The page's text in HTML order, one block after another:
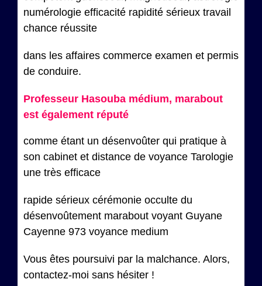
numérologie efficacité rapidité sérieux travail
chance réussite
dans les affaires commerce examen et permis
de conduire.
Professeur Hasouba médium, marabout
est également réputé
comme étant un désenvoûter qui pratique à
son cabinet et distance de voyance Tarologie
une très efficace
rapide sérieux cérémonie occulte du
désenvoûtement marabout voyant Guyane
Cayenne 973 voyance medium
Vous êtes poursuivi par la malchance. Alors,
contactez-moi sans hésiter !